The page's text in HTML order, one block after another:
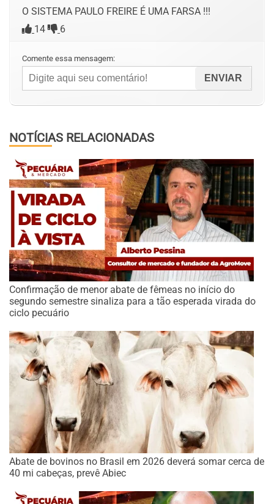
O SISTEMA PAULO FREIRE É UMA FARSA !!!
14
6
Comente essa mensagem:
NOTÍCIAS RELACIONADAS
Confirmação de menor abate de fêmeas no início do
segundo semestre sinaliza para a tão esperada virada do
ciclo pecuário
Abate de bovinos no Brasil em 2026 deverá somar cerca de
40 mi cabeças, prevê Abiec